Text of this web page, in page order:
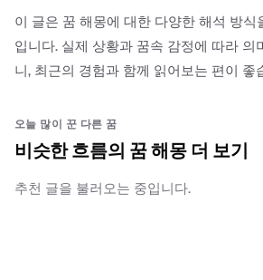
이 글은 꿈 해몽에 대한 다양한 해석 방식
입니다. 실제 상황과 꿈속 감정에 따라 의
니, 최근의 경험과 함께 읽어보는 편이 좋
오늘 많이 꾼 다른 꿈
비슷한 흐름의 꿈 해몽 더 보기
추천 글을 불러오는 중입니다.